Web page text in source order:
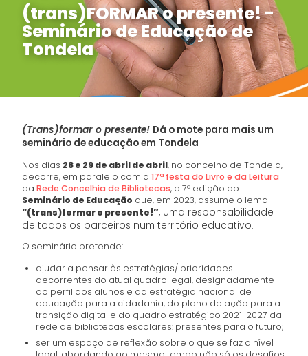
(trans)FORMAR o presente! -
Seminário de Educação de
Tondela
(Trans)formar o presente! Dá o mote para mais um
seminário de educação em Tondela
Nos dias 28e 29 de abril de abril, no concelho de Tondela,
decorre, em paralelo com a17ª festa do Livro e da Leitura
daRede Concelhia de Bibliotecas, a 7ª edição do
Seminário de Educação que, em 2023, assume o lema
“(trans)formar o presente!”, uma responsabilidade
de todos os parceiros num território educativo.
O seminário pretende:
ajudar a pensar às estratégias/ prioridades
decorrentes do atual quadro legal, designadamente
do perfil dos alunos e da estratégia nacional de
educação para a cidadania, do plano de ação para a
transição digital e do quadro estratégico 2021-2027 da
rede de bibliotecas escolares: presentes para o futuro;
ser um espaço de reflexão sobre o que se faz a nível